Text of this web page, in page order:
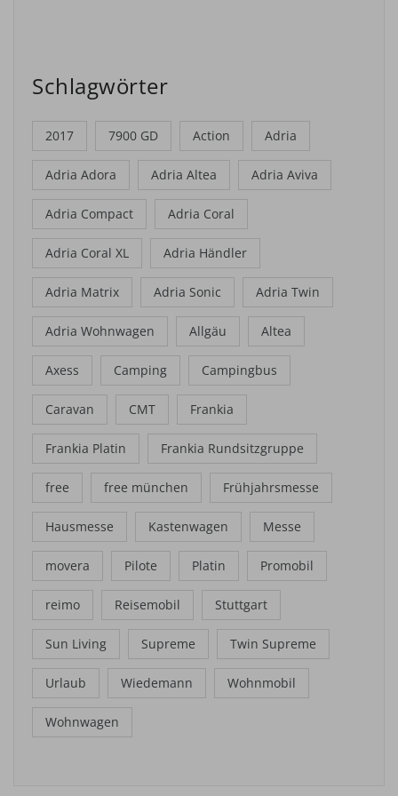
Schlagwörter
2017 7900 GD Action Adria
Adria Adora Adria Altea Adria Aviva
Adria Compact Adria Coral
Adria Coral XL Adria Händler
Adria Matrix Adria Sonic Adria Twin
Adria Wohnwagen Allgäu Altea
Axess Camping Campingbus
Caravan CMT Frankia
Frankia Platin Frankia Rundsitzgruppe
free free münchen Frühjahrsmesse
Hausmesse Kastenwagen Messe
movera Pilote Platin Promobil
reimo Reisemobil Stuttgart
Sun Living Supreme Twin Supreme
Urlaub Wiedemann Wohnmobil
Wohnwagen